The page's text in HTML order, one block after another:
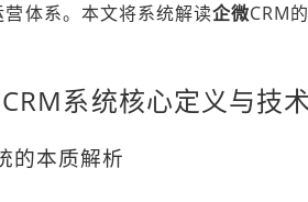
体系。本文将系统解读企微CRM
系统核心定义与技
的本质解析